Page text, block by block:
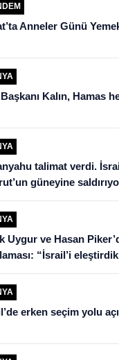
Anneler Günü
Kalın, Hamas
talimat verdi.
güneyine
Uygur ve Hasan
“İsrail’i
erken seçim yolu